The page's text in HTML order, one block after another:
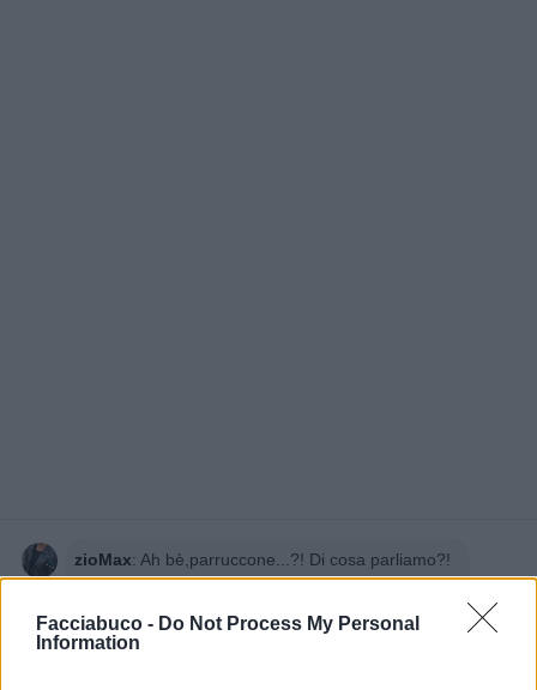
Facciabuco - Do Not Process My Personal
Information
zioMax: Ah bè,parruccone...?! Di cosa parliamo?!
Lieta serata Fratm'
2